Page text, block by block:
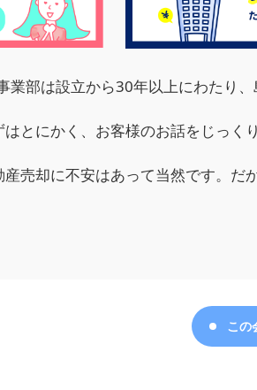
業部は設立から30年以上にわたり
とにかく、お客様のお話をじっ
売却に不安はあって当然です。
この